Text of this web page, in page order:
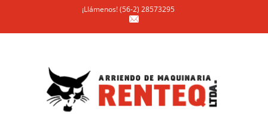
¡Llámenos! (56-2) 28573295